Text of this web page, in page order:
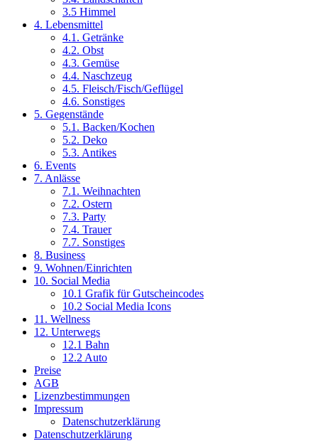
3.5 Himmel
4. Lebensmittel
4.1. Getränke
4.2. Obst
4.3. Gemüse
4.4. Naschzeug
4.5. Fleisch/Fisch/Geflügel
4.6. Sonstiges
5. Gegenstände
5.1. Backen/Kochen
5.2. Deko
5.3. Antikes
6. Events
7. Anlässe
7.1. Weihnachten
7.2. Ostern
7.3. Party
7.4. Trauer
7.7. Sonstiges
8. Business
9. Wohnen/Einrichten
10. Social Media
10.1 Grafik für Gutscheincodes
10.2 Social Media Icons
11. Wellness
12. Unterwegs
12.1 Bahn
12.2 Auto
Preise
AGB
Lizenzbestimmungen
Impressum
Datenschutzerklärung
Datenschutzerklärung